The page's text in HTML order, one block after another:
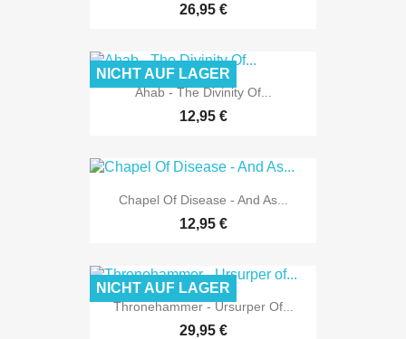
26,95 €
Ahab - The Divinity Of...
12,95 €
NICHT AUF LAGER
Chapel Of Disease - And As...
12,95 €
Thronehammer - Ursurper Of...
29,95 €
NICHT AUF LAGER